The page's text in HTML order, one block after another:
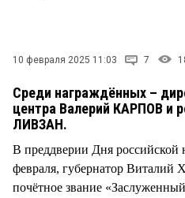
10 февраля 2025 11:03 7
Среди награждённых –
центра Валерий КАРПОВ и
ЛИВЗАН.
В преддверии Дня российской
февраля, губернатор
почётное звание